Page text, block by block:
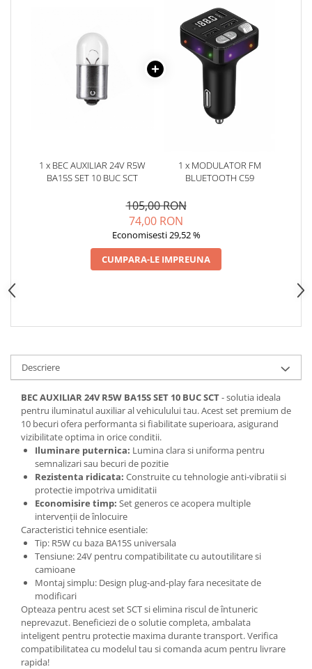
Accesorii Camioane
Lampi si Proiectoare Camion
Marcaje si Echipamente de
Echipamente ADR si Utilitare
Aditivi Ulei Motor
Aditivi DPF, Sistem Racire si
Servodirectie
Spray Curatare Frane
Lubrifianti si Spray-uri de Curatare
Vopsitorie, Chituri si Adezivi
Curatare si Detailing Exterior
Articole Auto Sezoniere
Produse de Iarna
Cabluri Pornire
Produse de Vara
Blog
1 x BEC AUXILIAR 24V R5W
BA15S SET 10 BUC SCT
1 x MODULATOR FM
BLUETOOTH C59
105,00 RON
74,00 RON
Economisesti 29,52 %
CUMPARA-LE IMPREUNA
Descriere
BEC AUXILIAR 24V R5W BA15S SET 10 BUC SCT- solutia ideala
pentru iluminatul auxiliar al vehiculului tau. Acest set premium de
10 becuri ofera performanta si fiabilitate superioara, asigurand
vizibilitate optima in orice conditii.
Iluminare puternica: Lumina clara si uniforma pentru
semnalizari sau becuri de pozitie
Rezistenta ridicata: Construite cu tehnologie anti-vibratii si
protectie impotriva umiditatii
Economisire timp: Set generos ce acopera multiple
intervenții de înlocuire
Caracteristici tehnice esentiale:
Tip: R5W cu baza BA15S universala
Tensiune: 24V pentru compatibilitate cu autoutilitare si
camioane
Montaj simplu: Design plug-and-play fara necesitate de
modificari
Opteaza pentru acest set SCT si elimina riscul de întuneric
neprevazut. Beneficiezi de o solutie completa, ambalata
inteligent pentru protectie maxima durante transport. Verifica
compatibilitatea cu modelul tau si comanda acum pentru livrare
rapida!